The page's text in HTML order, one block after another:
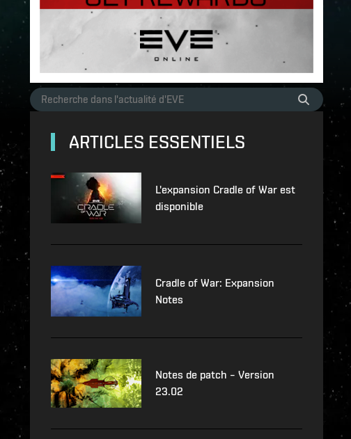
ARTICLES ESSENTIELS
L'expansion Cradle of War est
disponible
Cradle of War: Expansion
Notes
Notes de patch – Version
23.02